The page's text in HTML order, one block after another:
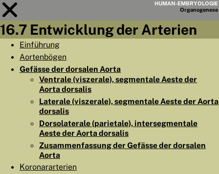
HUMAN-EMBRYOLOGIE
Organogenese
Modul16
LERNZIELE
ABSTRAKT
16.7 Entwicklung der Arterien
Einführung
Aortenbögen
Gefässe der dorsalen Aorta
Ventrale (viszerale), segmentale Aeste der
Aorta dorsalis
Laterale (viszerale), segmentale Aeste der Aorta
dorsalis
Dorsolaterale (parietale), intersegmentale
Aeste der Aorta dorsalis
Zusammenfassung der Gefässe der dorsalen
Aorta
Koronararterien